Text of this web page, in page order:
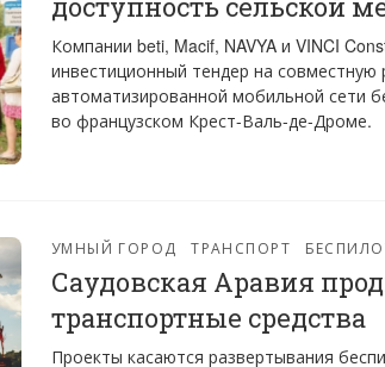
Компании beti, Macif, NAVYA и VINCI
инвестиционный тендер на совместную
автоматизированной мобильной сети
во французском Крест-Валь-де-Дроме.
УМНЫЙ ГОРОД ТРАНСПОРТ
Саудовская Аравия
транспортные средства
Проекты касаются развертывания